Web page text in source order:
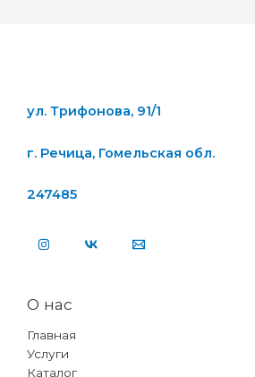
ул. Трифонова, 91/1
г. Речица, Гомельская обл.
247485
О нас
Главная
Услуги
Каталог